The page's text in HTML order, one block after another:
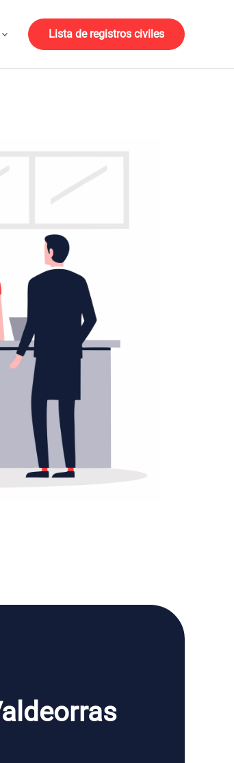
Lista de registros civiles